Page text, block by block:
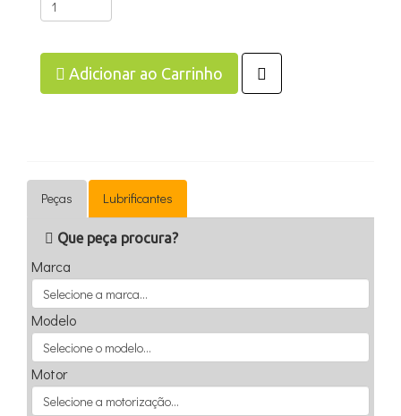
Adicionar ao Carrinho
Peças Lubrificantes
Que peça procura?
Marca
Modelo
Motor